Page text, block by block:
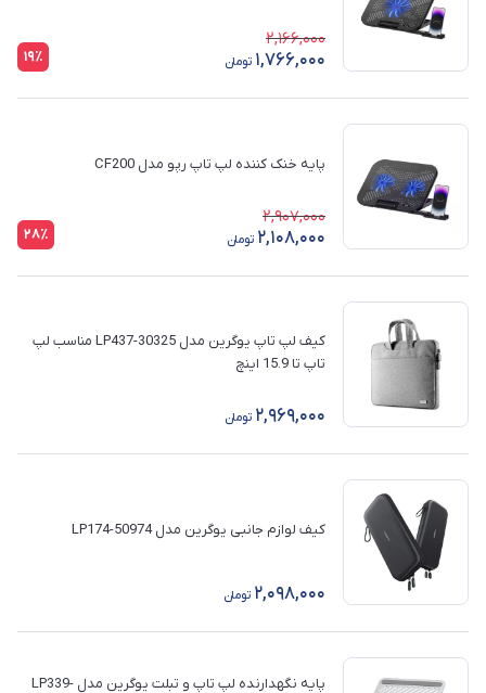
2,166,000
1,766,000 تومان 19٪
پایه خنک کننده لپ تاپ رپو مدل CF200
2,907,000
2,108,000 تومان 28٪
کیف لپ تاپ یوگرین مدل 30325-LP437 مناسب لپ
تاپ تا 15.9 اینچ
2,969,000 تومان
کیف لوازم جانبی یوگرین مدل LP174-50974
2,098,000 تومان
پایه نگهدارنده لپ تاپ و تبلت یوگرین مدل LP339-